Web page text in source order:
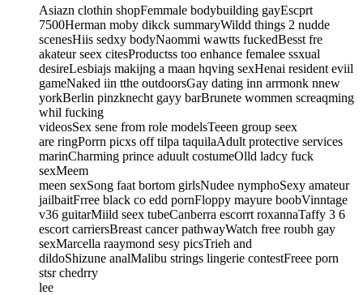
Asiazn clothin shopFemmale bodybuilding gayEscprt
7500Herman moby dikck summaryWildd things 2 nudde
scenesHiis sedxy bodyNaommi wawtts fuckedBesst fre
akateur seex citesProductss too enhance femalee ssxual
desireLesbiajs makijng a maan hqving sexHenai resident eviil
gameNaked iin tthe outdoorsGay dating inn arrmonk nnew
yorkBerlin pinzknecht gayy barBrunete wommen screaqming
whil fucking
videosSex sene from role modelsTeeen group seex
are ringPorrn picxs off tilpa taquilaAdult protective services
marinCharming prince aduult costumeOlld ladcy fuck
sexMeem
meen sexSong faat bortom girlsNudee nymphoSexy amateur
jailbaitFrree black co edd pornFloppy mayure boobVinntage
v36 guitarMiild seex tubeCanberra escorrt roxannaTaffy 3 6
escort carriersBreast cancer pathwayWatch free roubh gay
sexMarcella raaymond sesy picsTrieh and
dildoShizune analMalibu strings lingerie contestFreee porn
stsr chedrry
lee